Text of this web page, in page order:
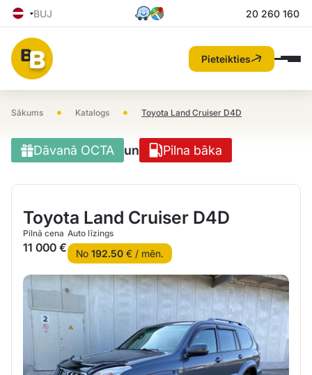
BUJ 20 260 160
Pieteikties
Sākums • Katalogs • Toyota Land Cruiser D4D
Dāvanā OCTA un Pilna bāka
Toyota Land Cruiser D4D
Pilnā cena
11 000 €
Auto līzings
No 192.50€ / mēn.